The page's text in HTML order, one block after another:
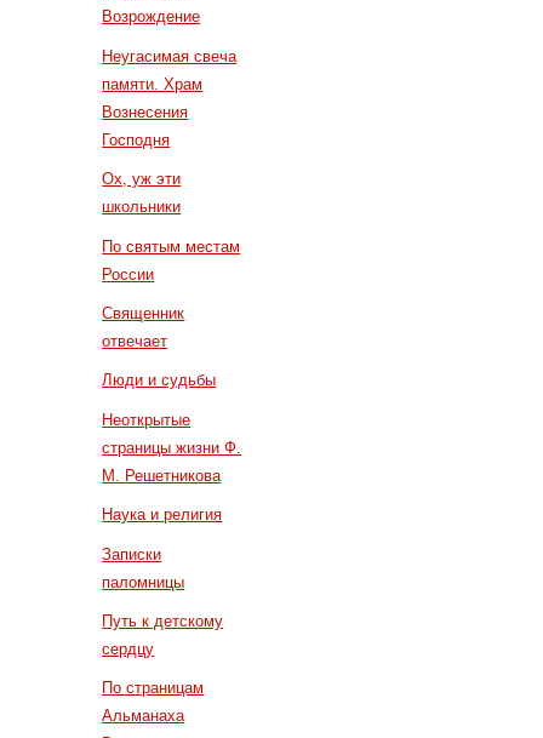
Возрождение
Неугасимая свеча
памяти. Храм
Вознесения
Господня
Ох, уж эти
школьники
По святым местам
России
Священник
отвечает
Люди и судьбы
Неоткрытые
страницы жизни Ф.
М. Решетникова
Наука и религия
Записки
паломницы
Путь к детскому
сердцу
По страницам
Альманаха